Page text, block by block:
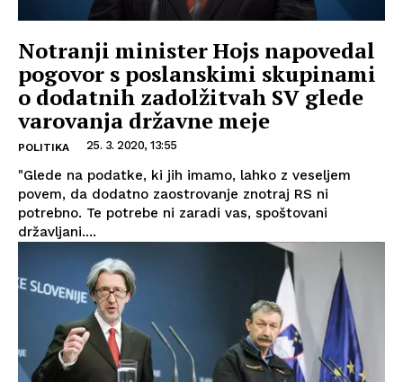
Notranji minister Hojs napovedal
pogovor s poslanskimi skupinami
o dodatnih zadolžitvah SV glede
varovanja državne meje
POLITIKA 25. 3. 2020, 13:55
"Glede na podatke, ki jih imamo, lahko z veseljem
povem, da dodatno zaostrovanje znotraj RS ni
potrebno. Te potrebe ni zaradi vas, spoštovani
državljani....